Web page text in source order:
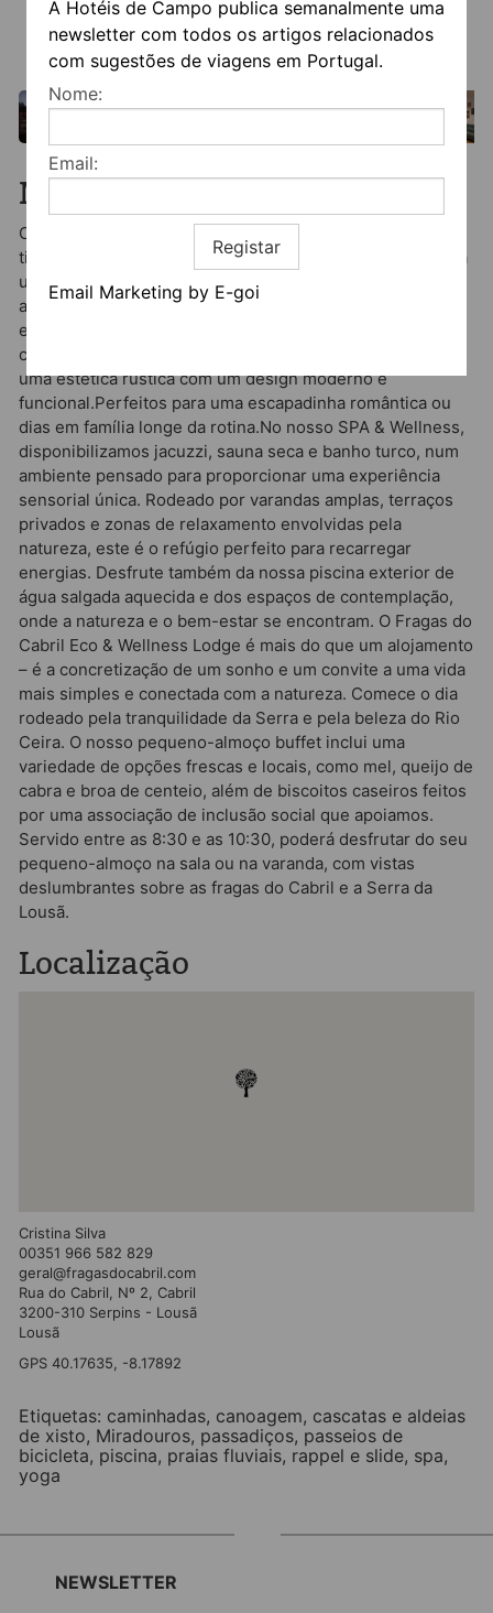
A Hotéis de Campo publica semanalmente uma
newsletter com todos os artigos relacionados
com sugestões de viagens em Portugal.
Nome:
Email:
Registar
Email Marketing by E-goi
Mais informação
Oferecemos Quartos suite acolhedores e Bungalows de
tipo apartamento T1 totalmente equipados, perfeitos para
uma estadia relaxante. Os nossos Bungalows de tipo
apartamentos T1 foram pensados para oferecer uma
experiência autêntica de tranquilidade, conforto e
contacto com a natureza. Com 30 m² de área, combinam
uma estética rústica com um design moderno e
funcional.Perfeitos para uma escapadinha romântica ou
dias em família longe da rotina.No nosso SPA & Wellness,
disponibilizamos jacuzzi, sauna seca e banho turco, num
ambiente pensado para proporcionar uma experiência
sensorial única. Rodeado por varandas amplas, terraços
privados e zonas de relaxamento envolvidas pela
natureza, este é o refúgio perfeito para recarregar
energias. Desfrute também da nossa piscina exterior de
água salgada aquecida e dos espaços de contemplação,
onde a natureza e o bem-estar se encontram. O Fragas do
Cabril Eco & Wellness Lodge é mais do que um alojamento
– é a concretização de um sonho e um convite a uma vida
mais simples e conectada com a natureza. Comece o dia
rodeado pela tranquilidade da Serra e pela beleza do Rio
Ceira. O nosso pequeno-almoço buffet inclui uma
variedade de opções frescas e locais, como mel, queijo de
cabra e broa de centeio, além de biscoitos caseiros feitos
por uma associação de inclusão social que apoiamos.
Servido entre as 8:30 e as 10:30, poderá desfrutar do seu
pequeno-almoço na sala ou na varanda, com vistas
deslumbrantes sobre as fragas do Cabril e a Serra da
Lousã.
Localização
Cristina Silva
00351 966 582 829
geral@fragasdocabril.com
Rua do Cabril, Nº 2, Cabril
3200-310 Serpins - Lousã
Lousã
GPS 40.17635, -8.17892
Etiquetas: caminhadas, canoagem, cascatas e aldeias
de xisto, Miradouros, passadiços, passeios de
bicicleta, piscina, praias fluviais, rappel e slide, spa,
yoga
NEWSLETTER